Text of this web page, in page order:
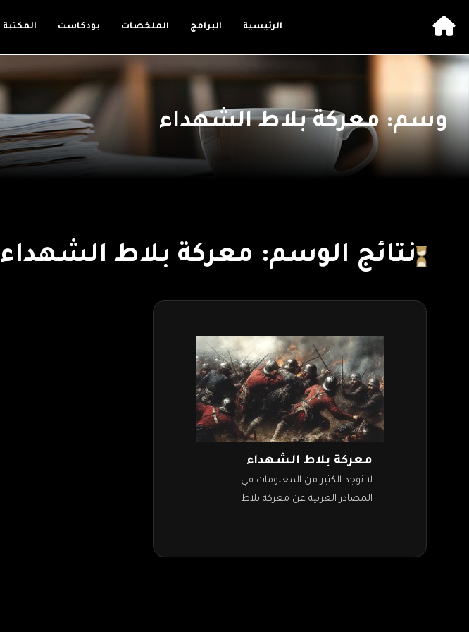
الرئيسية البرامج الملخصات بودكاست المكتبة
وسم: معركة بلاط الشهداء
نتائج الوسم: معركة بلاط الشهداء
معركة بلاط الشهداء
لا توجد الكثير من المعلومات في
المصادر العربية عن معركة بلاط